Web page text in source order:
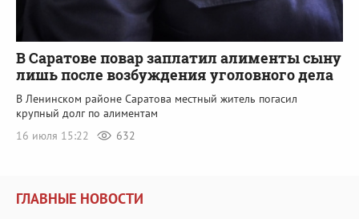
В Саратове повар заплатил алименты сыну
лишь после возбуждения уголовного дела
В Ленинском районе Саратова местный житель погасил
крупный долг по алиментам
16 июля 15:22
632
ГЛАВНЫЕ НОВОСТИ